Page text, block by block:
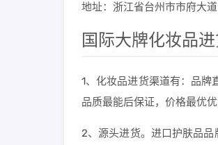
地址：浙江省台州市市府大
国际大牌化妆品
1、化妆品进货渠道有：品
品质最能后保证，价格最优
2、源头进货。进口护肤品